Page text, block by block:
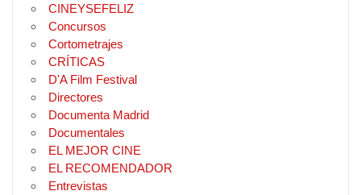
CINEYSEFELIZ
Concursos
Cortometrajes
CRÍTICAS
D'A Film Festival
Directores
Documenta Madrid
Documentales
EL MEJOR CINE
EL RECOMENDADOR
Entrevistas